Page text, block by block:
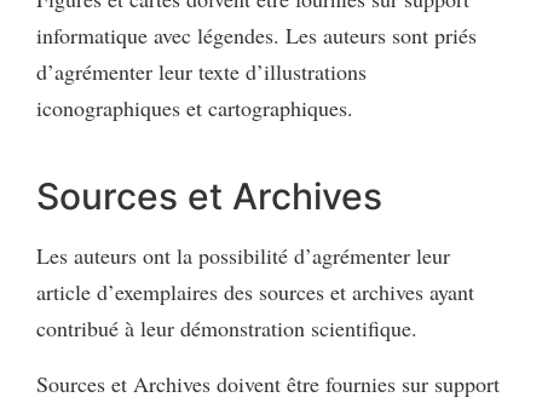
informatique avec légendes. Les auteurs sont priés
d’agrémenter leur texte d’illustrations
iconographiques et cartographiques.
Sources et Archives
Les auteurs ont la possibilité d’agrémenter leur
article d’exemplaires des sources et archives ayant
contribué à leur démonstration scientifique.
Sources et Archives doivent être fournies sur support